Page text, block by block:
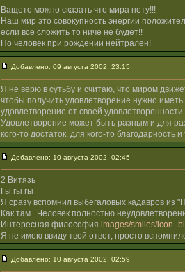
Ващето можно сказать что мира нету!!!
Наш мир это совокупность энергии
если все сложить то ниче не будет!!
Но человек при рождении нейтрален!
Добавлено: 09 августа 2002, 23:15
Я не верю в сутьбу и считаю, что миром
чтобы получить удовлетворение нужно
удовлетворение от своей
Удовлетворение может быть разным и для
кого-то достаток, для кого-то
Добавлено: 10 августа 2002, 02:45
2 Витязь
Гы гы гы
Я сразу вспомнил выбегаловых кадавров из
Как там...Человек полностью
Интересная философия images/smiles/
Я не имею ввиду твой ответ, просто
Добавлено: 10 августа 2002, 02:59